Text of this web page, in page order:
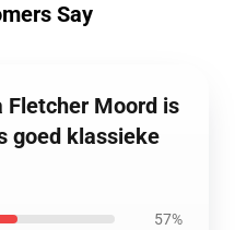
Say
Fletcher Moord is
goed klassieke
57%